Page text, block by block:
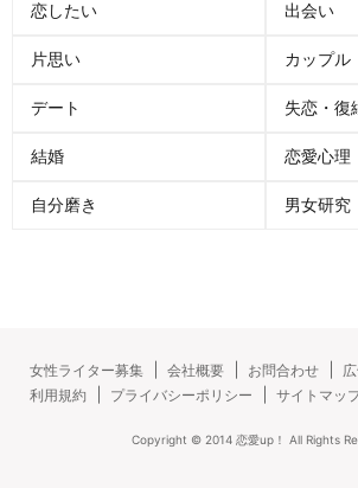
恋したい 出会い
片思い カップル
デート 失恋・復
結婚 恋愛心理
自分磨き 男女研究
女性ライター募集 会社概要 お問合わせ
利用規約
プライバシーポリシー サイトマッ
Copyright © 2014 恋愛up！ All Rights